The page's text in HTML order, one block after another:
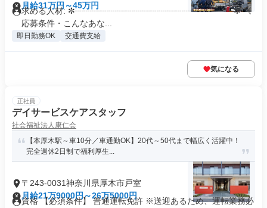
月給31万円～45万円
求める人材: ✼┈┈┈┈┈┈┈┈┈┈┈┈┈┈┈┈┈┈┈✼ 《
応募条件・こんなあな...
即日勤務OK 交通費支給
気になる
正社員
デイサービスケアスタッフ
社会福祉法人康仁会
【本厚木駅～車10分／車通勤OK】20代～50代まで幅広く活躍中！
完全週休2日制で福利厚生...
〒243-0031神奈川県厚木市戸室
月給21万9000円～26万5000円
資格 【必須条件】 普通運転免許 ※送迎あるため、運転業務必